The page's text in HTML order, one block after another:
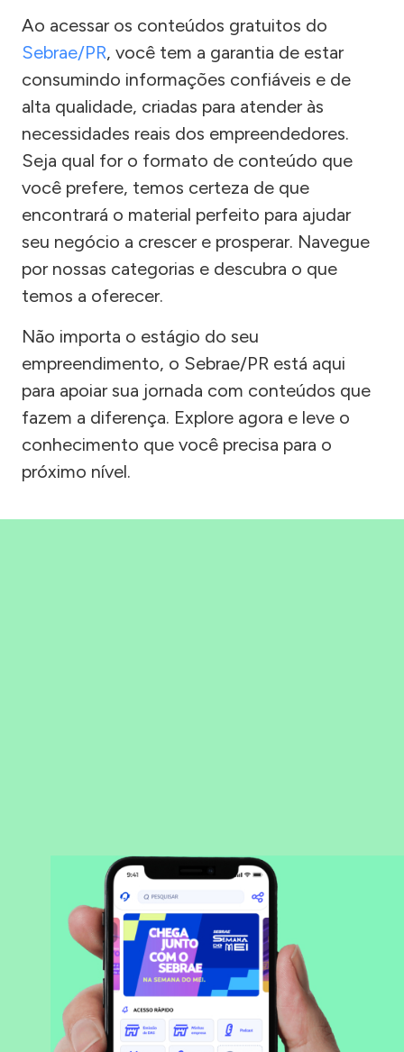
Ao acessar os conteúdos gratuitos do
Sebrae/PR, você tem a garantia de estar
consumindo informações confiáveis e de
alta qualidade, criadas para atender às
necessidades reais dos empreendedores.
Seja qual for o formato de conteúdo que
você prefere, temos certeza de que
encontrará o material perfeito para ajudar
seu negócio a crescer e prosperar. Navegue
por nossas categorias e descubra o que
temos a oferecer.
Não importa o estágio do seu
empreendimento, o Sebrae/PR está aqui
para apoiar sua jornada com conteúdos que
fazem a diferença. Explore agora e leve o
conhecimento que você precisa para o
próximo nível.